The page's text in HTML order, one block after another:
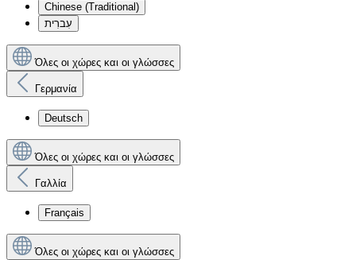
Chinese (Traditional)
עִברִית
Όλες οι χώρες και οι γλώσσες
Γερμανία
Deutsch
Όλες οι χώρες και οι γλώσσες
Γαλλία
Français
Όλες οι χώρες και οι γλώσσες